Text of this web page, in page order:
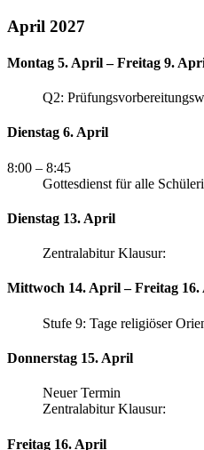
April 2027
Montag 5. April – Freitag 9.
Q2:
Dienstag 6. April
8:00 – 8:45
Gottesdienst für alle
Dienstag 13. April
Zentralabitur Klausur:
Mittwoch 14. April – Freitag
Stufe 9: Tage religiöser
Donnerstag 15. April
Neuer Termin
Zentralabitur Klausur:
Freitag 16. April